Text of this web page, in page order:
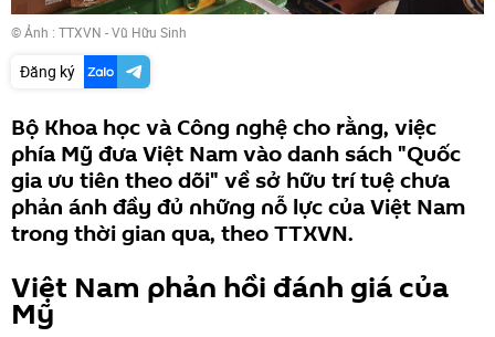
© Ảnh : TTXVN - Vũ Hữu Sinh
Đăng ký
Bộ Khoa học và Công nghệ cho rằng, việc
phía Mỹ đưa Việt Nam vào danh sách "Quốc
gia ưu tiên theo dõi" về sở hữu trí tuệ chưa
phản ánh đầy đủ những nỗ lực của Việt Nam
trong thời gian qua, theo TTXVN.
Việt Nam phản hồi đánh giá của
Mỹ